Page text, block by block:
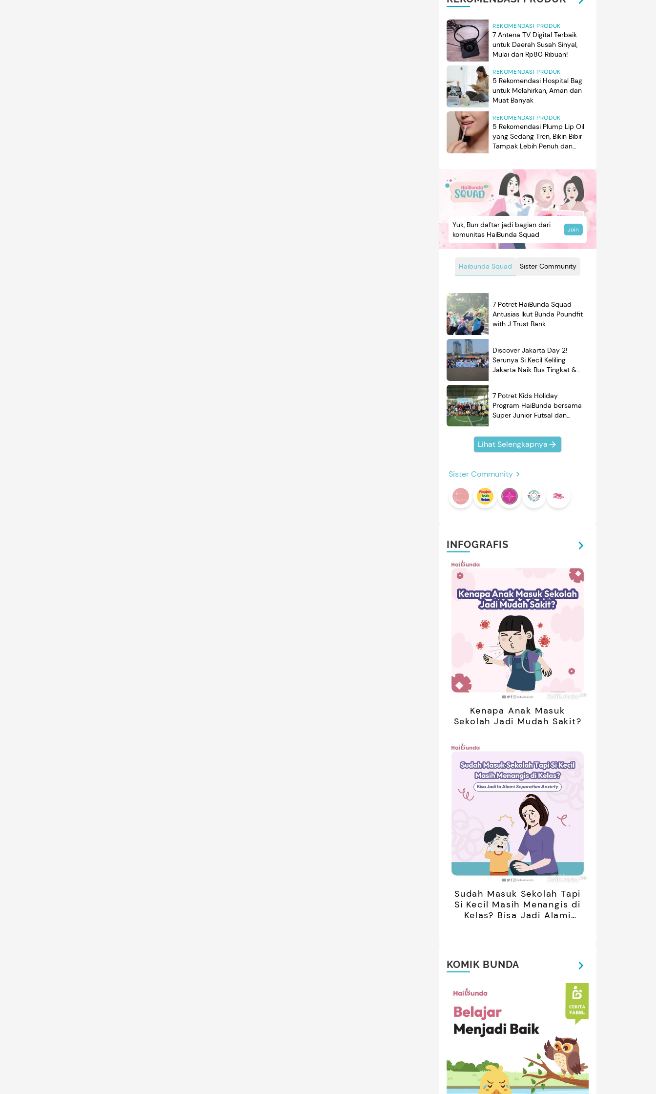
REKOMENDASI PRODUK
7 Antena TV Digital Terbaik
untuk Daerah Susah Sinyal,
Mulai dari Rp80 Ribuan!
REKOMENDASI PRODUK
5 Rekomendasi Hospital Bag
untuk Melahirkan, Aman dan
Muat Banyak
REKOMENDASI PRODUK
5 Rekomendasi Plump Lip Oil
yang Sedang Tren, Bikin Bibir
Tampak Lebih Penuh dan
Haibunda Squad Sister Community
Yuk, Bun daftar jadi bagian dari
komunitas HaiBunda Squad
Join
7 Potret HaiBunda Squad
Antusias Ikut Bunda Poundfit
with J Trust Bank
Discover Jakarta Day 2!
Serunya Si Kecil Keliling
Jakarta Naik Bus Tingkat &
7 Potret Kids Holiday
Program HaiBunda bersama
Super Junior Futsal dan
Kompak Banget!
Lihat Selengkapnya
Sister Community
INFOGRAFIS
Kenapa Anak Masuk
Sekolah Jadi Mudah Sakit?
Sudah Masuk Sekolah Tapi
Si Kecil Masih Menangis di
Kelas? Bisa Jadi Alami
KOMIK BUNDA